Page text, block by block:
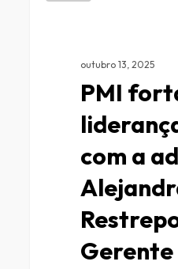
outubro 13, 2025
PMI
com a
Gerente